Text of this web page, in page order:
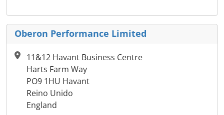
Oberon Performance Limited
11&12 Havant Business Centre
Harts Farm Way
PO9 1HU Havant
Reino Unido
England